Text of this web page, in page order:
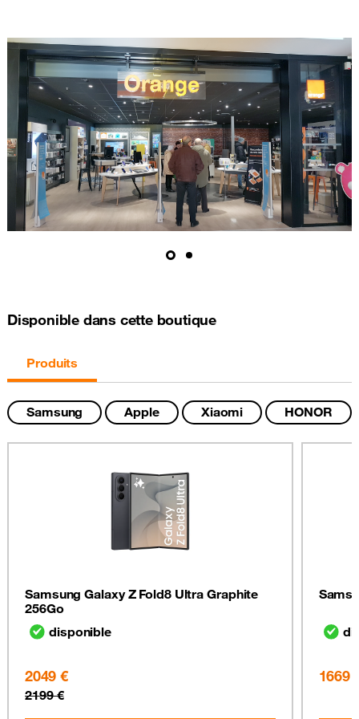
Disponible dans cette boutique
Produits
Samsung Apple Xiaomi HONOR
Samsung Galaxy Z Fold8 Ultra Graphite
256Go
disponible
2049 €
2199 €
1669